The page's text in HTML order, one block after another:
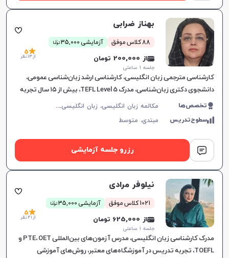
بهناز ضرابی
88 کلاس موفق آزمایشی 35,000 توما
ن
از 200,000 تومان
جلسه ۱ ساعتی
5
از 13 نظر
کارشناسی مترجمی زبان انگلیسی، کارشناسی ارشد زبان‌شناسی عمومی،
دانشجوی دکتری زبان‌شناسی، مدرک TEFL Level 5، بیش از ۱۵ سال تجربه
تدریس، طراحی برنامه آموزشی شخصی‌سازی‌شده، رو
تخصص‌ها م
کالمه زبان انگلیسی، زبان انگلیسی عمومی، گرامر زبان انگلیسی، زبان انگلیسی تجاری، زبان انگلیسی بریتیش، زبان انگلیسی هفتم دبیرستان، زبان انگلیسی هشتم دبیرستان، زبان انگلیسی نهم دبیرستان، زبان انگلیسی دهم دبیرستان، زبان انگلیسی یازدهم دبیرستان، زبان انگلیسی دوازدهم دبیرستان، زبان انگلیسی کنکور سراسری، زبان انگلیسی کنکور کاردانی
سطوح‌تدریس مبتدی، متوسط
رزرو جلسه آزمایشی
نیلوفر مرادی
1021 کلاس موفق آزمایشی 35,000 توما
ن
از 625,000 تومان
جلسه ۱ ساعتی
5
از 41 نظر
مدرک کارشناسی زبان انگلیسی، مدرس آزمون‌های بین‌المللی PTE، OET و
TOEFL، تجربه تدریس در آموزشگاه‌های معتبر، روش‌های آموزشی